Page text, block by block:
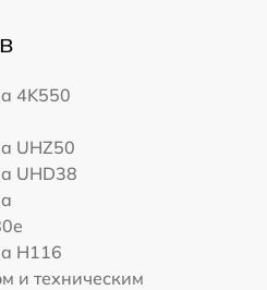
4K550
UHZ50
UHD38
H116
и техническим